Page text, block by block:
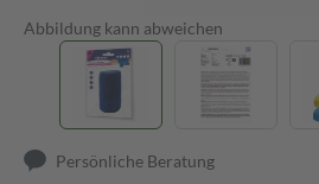
Abbildung kann abweichen
Persönliche Beratung